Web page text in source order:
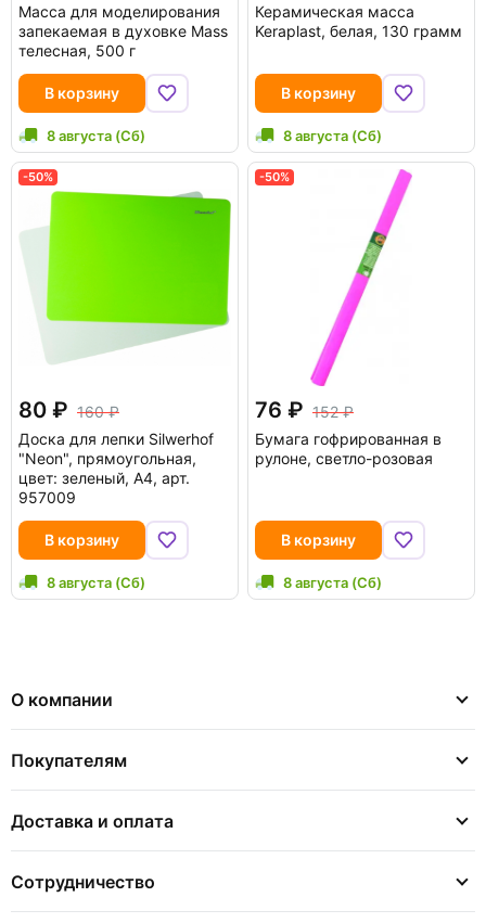
Масса для моделирования
запекаемая в духовке Mass
телесная, 500 г
В корзину
8 августа (Сб)
Керамическая масса
Keraplast, белая, 130 грамм
В корзину
8 августа (Сб)
-50%
80
160
Доска для лепки Silwerhof
"Neon", прямоугольная,
цвет: зеленый, А4, арт.
957009
В корзину
8 августа (Сб)
-50%
76
152
Бумага гофрированная в
рулоне, светло-розовая
В корзину
8 августа (Сб)
О компании
Покупателям
Доставка и оплата
Сотрудничество